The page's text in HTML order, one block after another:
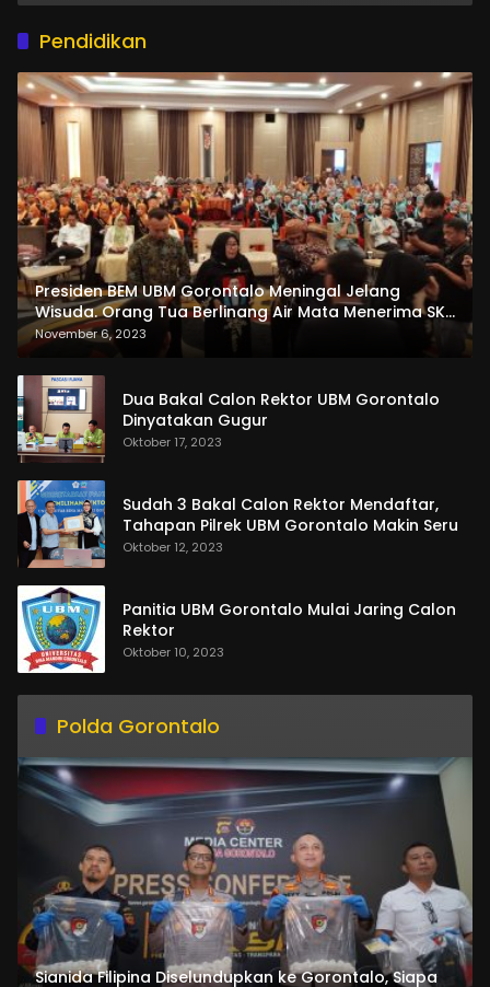
Pendidikan
Presiden BEM UBM Gorontalo Meningal Jelang
Wisuda. Orang Tua Berlinang Air Mata Menerima SKL
dan Pemasangan Salempang
November 6, 2023
Dua Bakal Calon Rektor UBM Gorontalo
Dinyatakan Gugur
Oktober 17, 2023
Sudah 3 Bakal Calon Rektor Mendaftar,
Tahapan Pilrek UBM Gorontalo Makin Seru
Oktober 12, 2023
Panitia UBM Gorontalo Mulai Jaring Calon
Rektor
Oktober 10, 2023
Polda Gorontalo
Sianida Filipina Diselundupkan ke Gorontalo, Siapa